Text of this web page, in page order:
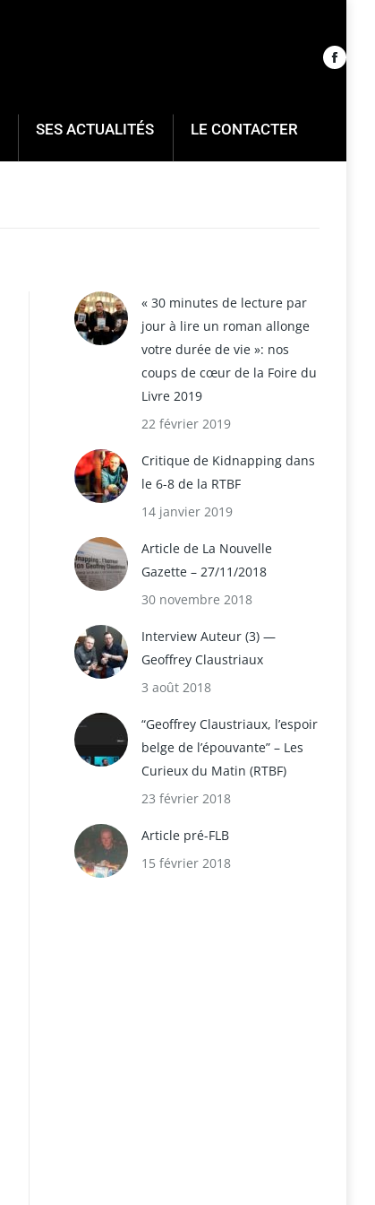
SES ACTUALITÉS LE CONTACTER
« 30 minutes de lecture par
jour à lire un roman allonge
votre durée de vie »: nos
coups de cœur de la Foire du
Livre 2019
22 février 2019
Critique de Kidnapping dans
le 6-8 de la RTBF
14 janvier 2019
Article de La Nouvelle
Gazette – 27/11/2018
30 novembre 2018
Interview Auteur (3) —
Geoffrey Claustriaux
3 août 2018
“Geoffrey Claustriaux, l’espoir
belge de l’épouvante” – Les
Curieux du Matin (RTBF)
23 février 2018
Article pré-FLB
15 février 2018